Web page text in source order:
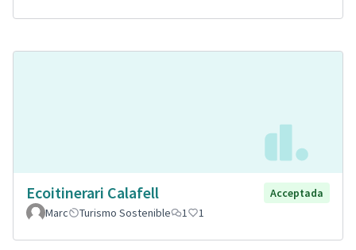
Ecoitinerari Calafell
Acceptada
Marc
Turismo Sostenible 1 1